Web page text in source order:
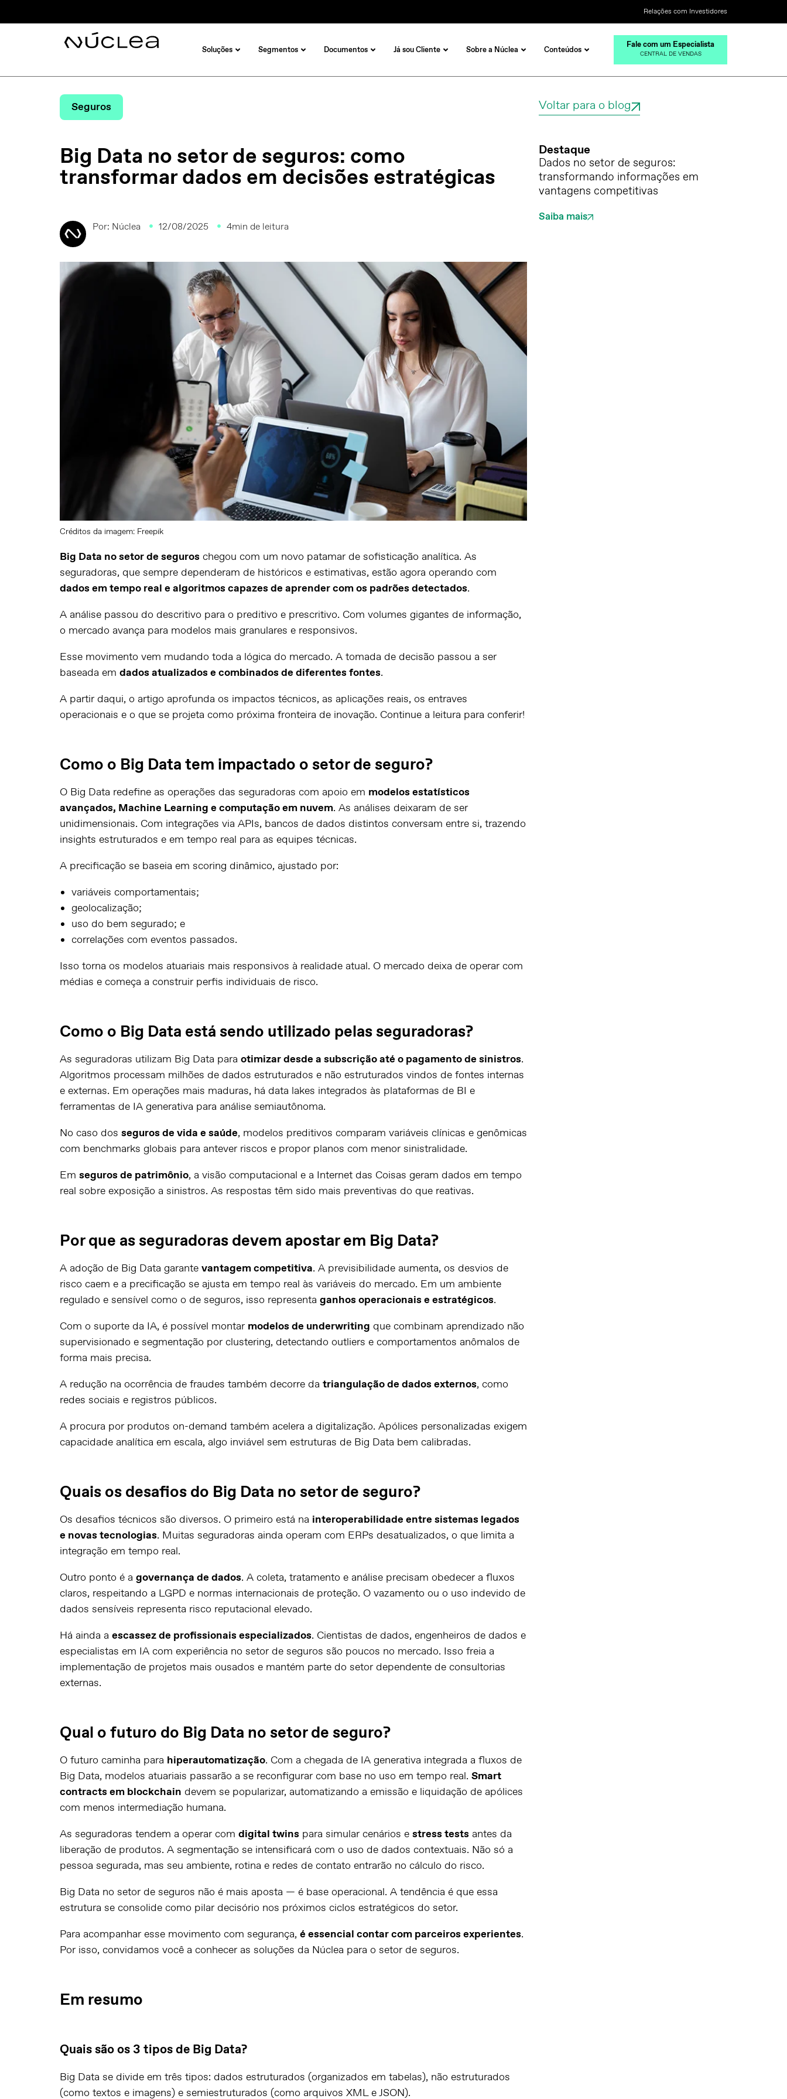
Relações com Investidores
Soluções Segmentos Documentos Já sou Cliente Sobre a Núclea Conteúdos Fale com um Especialista
CENTRAL DE VENDAS
Seguros
Big Data no setor de seguros: como
transformar dados em decisões estratégicas
Por: Núclea 12/08/2025 4min de leitura
Créditos da imagem: Freepik
Big Data no setor de seguros chegou com um novo patamar de sofisticação analítica. As
seguradoras, que sempre dependeram de históricos e estimativas, estão agora operando com
dados em tempo real e algoritmos capazes de aprender com os padrões detectados.
A análise passou do descritivo para o preditivo e prescritivo. Com volumes gigantes de informação,
o mercado avança para modelos mais granulares e responsivos.
Esse movimento vem mudando toda a lógica do mercado. A tomada de decisão passou a ser
baseada em dados atualizados e combinados de diferentes fontes.
A partir daqui, o artigo aprofunda os impactos técnicos, as aplicações reais, os entraves
operacionais e o que se projeta como próxima fronteira de inovação. Continue a leitura para conferir!
Como o Big Data tem impactado o setor de seguro?
O Big Data redefine as operações das seguradoras com apoio em modelos estatísticos
avançados, Machine Learning e computação em nuvem. As análises deixaram de ser
unidimensionais. Com integrações via APIs, bancos de dados distintos conversam entre si, trazendo
insights estruturados e em tempo real para as equipes técnicas.
A precificação se baseia em scoring dinâmico, ajustado por:
variáveis comportamentais;
geolocalização;
uso do bem segurado; e
correlações com eventos passados.
Isso torna os modelos atuariais mais responsivos à realidade atual. O mercado deixa de operar com
médias e começa a construir perfis individuais de risco.
Como o Big Data está sendo utilizado pelas seguradoras?
As seguradoras utilizam Big Data para otimizar desde a subscrição até o pagamento de sinistros.
Algoritmos processam milhões de dados estruturados e não estruturados vindos de fontes internas
e externas. Em operações mais maduras, há data lakes integrados às plataformas de BI e
ferramentas de IA generativa para análise semiautônoma.
No caso dos seguros de vida e saúde, modelos preditivos comparam variáveis clínicas e genômicas
com benchmarks globais para antever riscos e propor planos com menor sinistralidade.
Em seguros de patrimônio, a visão computacional e a Internet das Coisas geram dados em tempo
real sobre exposição a sinistros. As respostas têm sido mais preventivas do que reativas.
Por que as seguradoras devem apostar em Big Data?
A adoção de Big Data garante vantagem competitiva. A previsibilidade aumenta, os desvios de
risco caem e a precificação se ajusta em tempo real às variáveis do mercado. Em um ambiente
regulado e sensível como o de seguros, isso representa ganhos operacionais e estratégicos.
Com o suporte da IA, é possível montar modelos de underwriting que combinam aprendizado não
supervisionado e segmentação por clustering, detectando outliers e comportamentos anômalos de
forma mais precisa.
A redução na ocorrência de fraudes também decorre da triangulação de dados externos, como
redes sociais e registros públicos.
A procura por produtos on-demand também acelera a digitalização. Apólices personalizadas exigem
capacidade analítica em escala, algo inviável sem estruturas de Big Data bem calibradas.
Quais os desafios do Big Data no setor de seguro?
Os desafios técnicos são diversos. O primeiro está na interoperabilidade entre sistemas legados
e novas tecnologias. Muitas seguradoras ainda operam com ERPs desatualizados, o que limita a
integração em tempo real.
Outro ponto é a governança de dados. A coleta, tratamento e análise precisam obedecer a fluxos
claros, respeitando a LGPD e normas internacionais de proteção. O vazamento ou o uso indevido de
dados sensíveis representa risco reputacional elevado.
Há ainda a escassez de profissionais especializados. Cientistas de dados, engenheiros de dados e
especialistas em IA com experiência no setor de seguros são poucos no mercado. Isso freia a
implementação de projetos mais ousados e mantém parte do setor dependente de consultorias
externas.
Qual o futuro do Big Data no setor de seguro?
O futuro caminha para hiperautomatização. Com a chegada de IA generativa integrada a fluxos de
Big Data, modelos atuariais passarão a se reconfigurar com base no uso em tempo real. Smart
contracts em blockchain devem se popularizar, automatizando a emissão e liquidação de apólices
com menos intermediação humana.
As seguradoras tendem a operar com digital twins para simular cenários e stress tests antes da
liberação de produtos. A segmentação se intensificará com o uso de dados contextuais. Não só a
pessoa segurada, mas seu ambiente, rotina e redes de contato entrarão no cálculo do risco.
Big Data no setor de seguros não é mais aposta — é base operacional. A tendência é que essa
estrutura se consolide como pilar decisório nos próximos ciclos estratégicos do setor.
Para acompanhar esse movimento com segurança, é essencial contar com parceiros experientes.
Por isso, convidamos você a conhecer as soluções da Núclea para o setor de seguros.
Em resumo
Quais são os 3 tipos de Big Data?
Big Data se divide em três tipos: dados estruturados (organizados em tabelas), não estruturados
(como textos e imagens) e semiestruturados (como arquivos XML e JSON).
Voltar para o blog
Destaque
Dados no setor de seguros:
transformando informações em
vantagens competitivas
Saiba mais